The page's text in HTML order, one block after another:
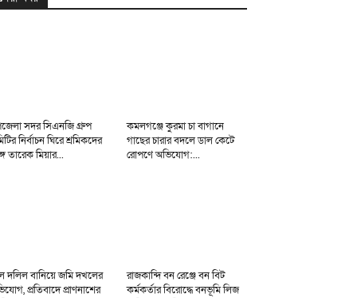
সদর সিএনজি গ্রুপ
নির্বাচন ঘিরে শ্রমিকদের
তারেক মিয়ার...
কমলগঞ্জে কুরমা চা বাগানে
গাছের চারার বদলে ডাল কেটে
রোপণে অভিযোগ:...
দলিল বানিয়ে জমি দখলের
প্রতিবাদে প্রাণনাশের
রাজকান্দি বন রেঞ্জে বন বিট
কর্মকর্তার বিরোদ্ধে বনভূমি লিজ